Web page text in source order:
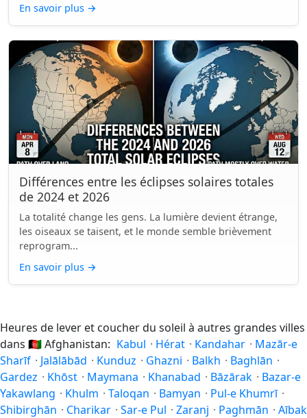
En savoir plus →
Différences entre les éclipses solaires totales
de 2024 et 2026
La totalité change les gens. La lumière devient étrange,
les oiseaux se taisent, et le monde semble brièvement
reprogram...
En savoir plus →
Heures de lever et coucher du soleil à autres grandes villes
dans 🇦🇫Afghanistan: Kabul · Hérat · Kandahar · Mazār-e
Sharīf · Jalālābād · Kunduz · Ghazni · Balkh · Baghlān ·
Gardez · Khōst · Maymana · Khanabad · Bāzārak · Bazar-e
Yakawlang · Khulm · Taloqan · Bamyan · Pul-e Khumrī ·
Shibirghān · Charikar · Sar-e Pul · Zaranj · Paghmān · Aībak